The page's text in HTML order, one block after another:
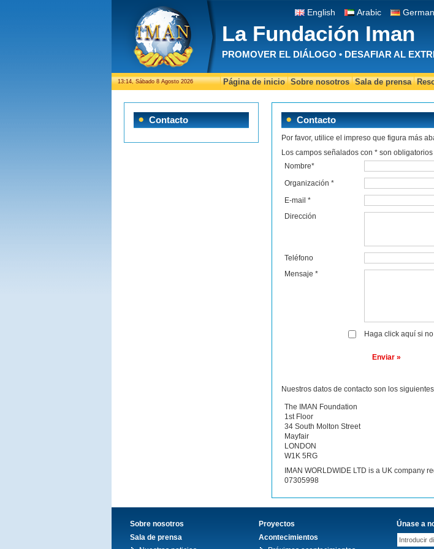
English Arabic German
La Fundación Iman
PROMOVER EL DIÁLOGO • DESAFIAR AL
13:14, Sábado 8 Agosto 2026 Página de inicio Sobre nosotros Sala de prensa
Contacto Contacto
Por favor, utilice el impreso que figura más
Los campos señalados con * son obligatorios
Nombre*
Organización *
E-mail *
Dirección
Teléfono
Mensaje *
Haga click aquí si
Enviar »
Nuestros datos de contacto son los siguientes
The IMAN Foundation
1st Floor
34 South Molton Street
Mayfair
LONDON
W1K 5RG
IMAN WORLDWIDE LTD is a UK company
07305998
Sobre nosotros
Sala de prensa
Proyectos
Acontecimientos
Únase a